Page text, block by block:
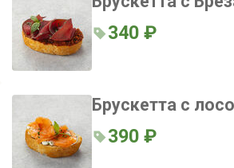
340 ₽
Брускетта с
390 ₽